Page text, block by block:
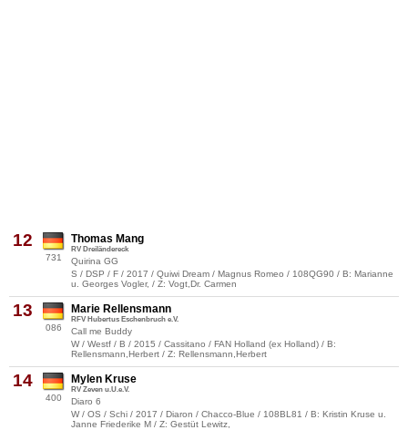
12
731
Thomas Mang
RV Dreiländereck
Quirina GG
S / DSP / F / 2017 / Quiwi Dream / Magnus Romeo / 108QG90 / B: Marianne
u. Georges Vogler, / Z: Vogt,Dr. Carmen
13
086
Marie Rellensmann
RFV Hubertus Eschenbruch e.V.
Call me Buddy
W / Westf / B / 2015 / Cassitano / FAN Holland (ex Holland) / B:
Rellensmann,Herbert / Z: Rellensmann,Herbert
14
400
Mylen Kruse
RV Zeven u.U.e.V.
Diaro 6
W / OS / Schi / 2017 / Diaron / Chacco-Blue / 108BL81 / B: Kristin Kruse u.
Janne Friederike M / Z: Gestüt Lewitz,